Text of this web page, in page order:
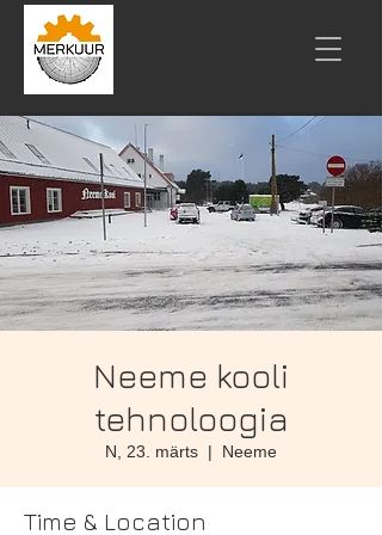
Neeme kooli
tehnoloogia
N, 23. märts
  |
Neeme
Time & Location